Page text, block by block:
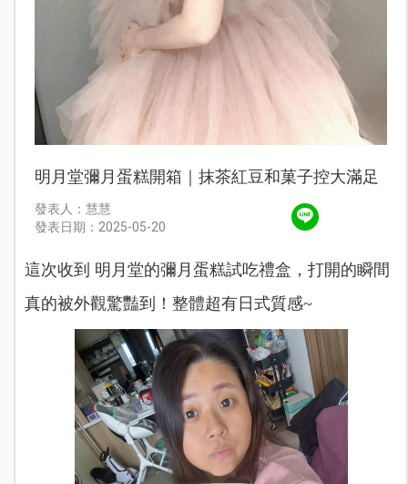
明月堂彌月蛋糕開箱｜抹茶紅豆和菓子控大滿足
發表人：慧慧
發表日期：2025-05-20
這次收到 明月堂的彌月蛋糕試吃禮盒，打開的瞬間
真的被外觀驚豔到！整體超有日式質感~